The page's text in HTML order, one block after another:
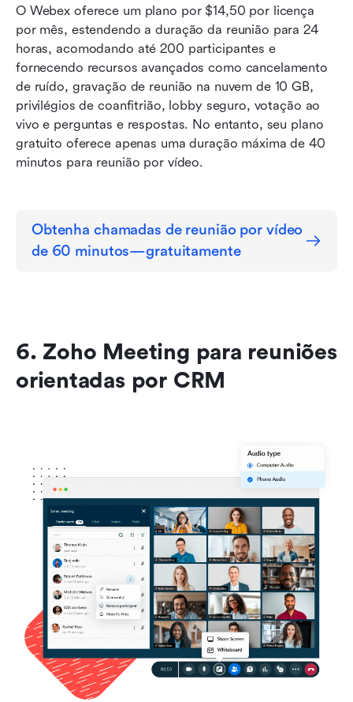
O Webex oferece um plano por $14,50 por licença
por mês, estendendo a duração da reunião para 24
horas, acomodando até 200 participantes e
fornecendo recursos avançados como cancelamento
de ruído, gravação de reunião na nuvem de 10 GB,
privilégios de coanfitrião, lobby seguro, votação ao
vivo e perguntas e respostas. No entanto, seu plano
gratuito oferece apenas uma duração máxima de 40
minutos para reunião por vídeo.
Obtenha chamadas de reunião por vídeo
de 60 minutos—gratuitamente
6. Zoho Meeting para reuniões
orientadas por CRM